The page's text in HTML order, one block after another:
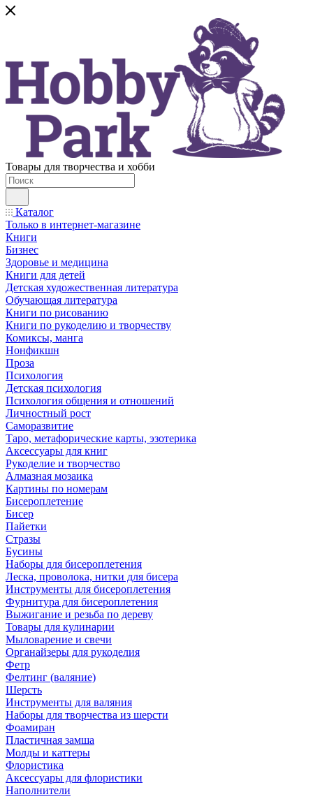
Товары для творчества и хобби
Каталог
Только в интернет-магазине
Книги
Бизнес
Здоровье и медицина
Книги для детей
Детская художественная литература
Обучающая литература
Книги по рисованию
Книги по рукоделию и творчеству
Комиксы, манга
Нонфикшн
Проза
Психология
Детская психология
Психология общения и отношений
Личностный рост
Саморазвитие
Таро, метафорические карты, эзотерика
Аксессуары для книг
Рукоделие и творчество
Алмазная мозаика
Картины по номерам
Бисероплетение
Бисер
Пайетки
Стразы
Бусины
Наборы для бисероплетения
Леска, проволока, нитки для бисера
Инструменты для бисероплетения
Фурнитура для бисероплетения
Выжигание и резьба по дереву
Товары для кулинарии
Мыловарение и свечи
Органайзеры для рукоделия
Фетр
Фелтинг (валяние)
Шерсть
Инструменты для валяния
Наборы для творчества из шерсти
Фоамиран
Пластичная замша
Молды и каттеры
Флористика
Аксессуары для флористики
Наполнители